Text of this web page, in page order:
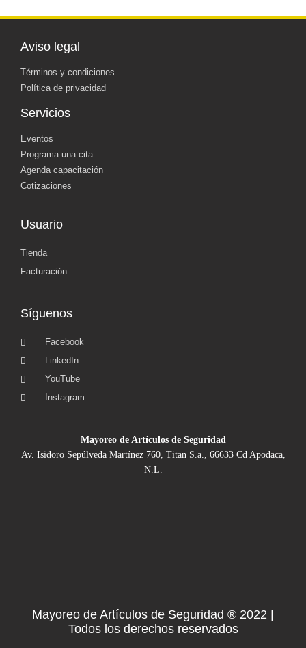
Aviso legal
Términos y condiciones
Política de privacidad
Servicios
Eventos
Programa una cita
Agenda capacitación
Cotizaciones
Usuario
Tienda
Facturación
Síguenos
Facebook
LinkedIn
YouTube
Instagram
Mayoreo de Artículos de Seguridad
Av. Isidoro Sepúlveda Martínez 760, Titan S.a., 66633 Cd Apodaca,
N.L.
Mayoreo de Artículos de Seguridad ® 2022 |
Todos los derechos reservados